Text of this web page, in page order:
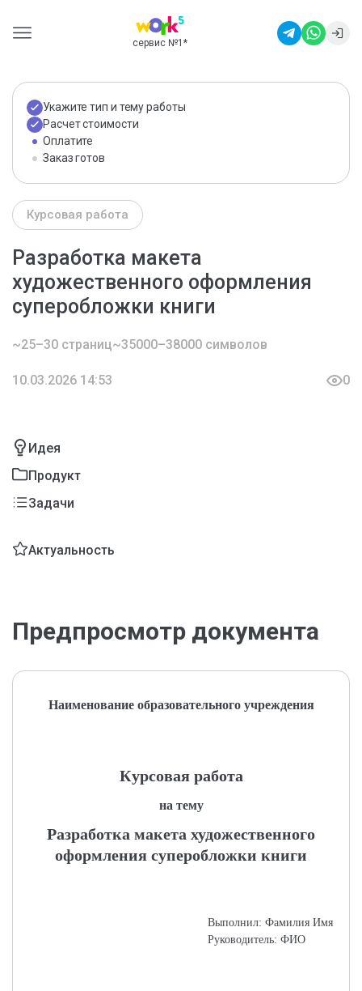
сервис №1 *
Укажите тип и тему работы
Расчет стоимости
Оплатите
Заказ готов
Курсовая работа
Разработка макета
художественного оформления
суперобложки книги
~25–30 страниц~35000–38000 символов
10.03.2026 14:53 0
Идея
Продукт
Задачи
Актуальность
Предпросмотр документа
Наименование образовательного учреждения
Курсовая работа
на тему
Разработка макета художественного
оформления суперобложки книги
Выполнил: Фамилия Имя
Руководитель: ФИО